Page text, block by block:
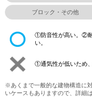
ブロック・その他
①防音性が高い。②
い。
①通気性が低いため
※あくまで一般的な建物構造に
いケースもありますので、詳細